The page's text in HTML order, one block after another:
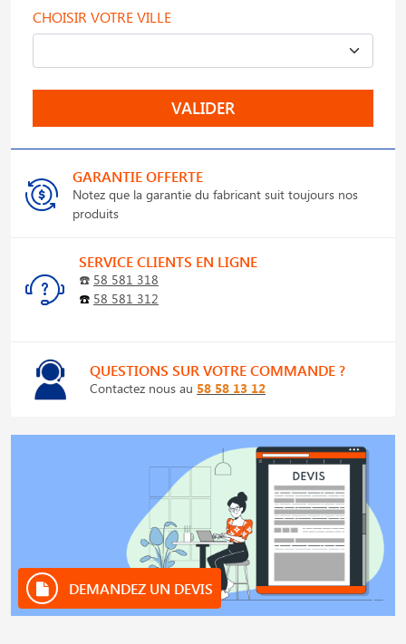
CHOISIR VOTRE VILLE
VALIDER
GARANTIE OFFERTE
Notez que la garantie du fabricant suit toujours nos
produits
SERVICE CLIENTS EN LIGNE
☎️ 58 581 318
☎️ 58 581 312
QUESTIONS SUR VOTRE COMMANDE ?
Contactez nous au 58 58 13 12
DEMANDEZ UN DEVIS